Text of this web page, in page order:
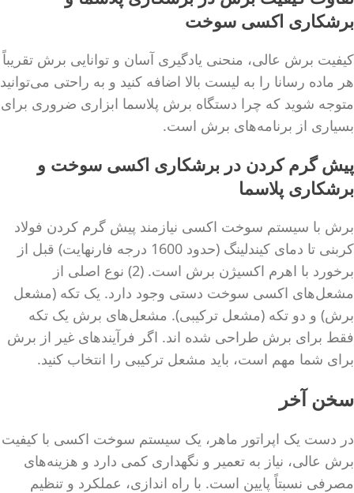
برشکاری اکسی سوخت
کیفیت برش عالی، منحنی یادگیری آسان و توانایی برش تقریباً
هر ماده رسانا را به لیست بالا اضافه کنید و به راحتی می‌توانید
متوجه شوید که چرا دستگاه برش پلاسما ابزاری ضروری برای
بسیاری از برنامه‌های برش است.
پیش گرم کردن در برشکاری اکسی سوخت و
برشکاری پلاسما
برش با سیستم سوخت اکسی نیازمند پیش گرم کردن فولاد
کربنی تا دمای کیندلینگ (حدود 1600 درجه فارنهایت) قبل از
برخورد با اهرم اکسیژن برش است. (2) نوع اصلی از
مشعل‌های اکسی سوخت دستی وجود دارد. یک تکه (مشعل
برش) و دو تکه (مشعل ترکیبی). مشعل‌های برش یک تکه
فقط برای برش طراحی شده اند. اگر فرآیندهای غیر از برش
برای شما مهم است، باید مشعل ترکیبی را انتخاب کنید.
سخن آخر
در دست یک اپراتور ماهر، یک سیستم سوخت اکسی با کیفیت
برش عالی، نیاز به تعمیر و نگهداری کمی دارد و هزینه‌های
مصرفی نسبتاً پایین است. با راه اندازی، عملکرد و تنظیم